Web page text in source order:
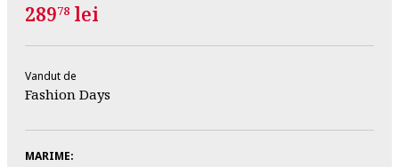
28978 lei
Vandut de
Fashion Days
MARIME: